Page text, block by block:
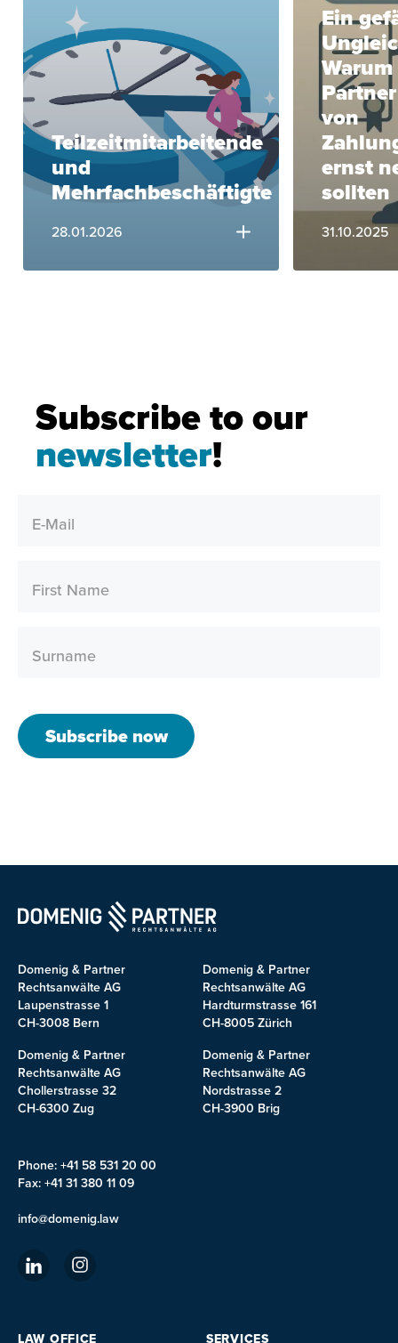
Teilzeitmitarbeitende
und
Mehrfachbeschäftigte
28.01.2026
Ein
von
ernst
sollten
31.10.2025
Subscribe to our
newsletter!
E-Mail
First Name
Surname
Subscribe now
Domenig & Partner
Rechtsanwälte AG
Laupenstrasse 1
CH-3008 Bern
Domenig & Partner
Rechtsanwälte AG
Hardturmstrasse 161
CH-8005 Zürich
Domenig & Partner
Rechtsanwälte AG
Chollerstrasse 32
CH-6300 Zug
Domenig & Partner
Rechtsanwälte AG
Nordstrasse 2
CH-3900 Brig
Phone: +41 58 531 20 00
Fax: +41 31 380 11 09
info@domenig.law
LAW OFFICE SERVICES